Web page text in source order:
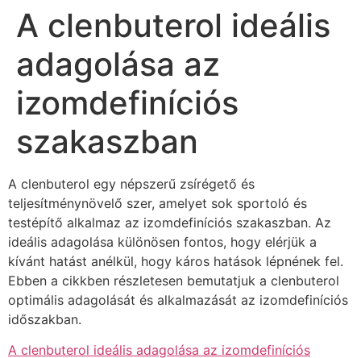
Skip
content
A clenbuterol ideális
adagolása az
izomdefiníciós
szakaszban
A clenbuterol egy népszerű zsírégető és
teljesítménynövelő szer, amelyet sok sportoló és
testépítő alkalmaz az izomdefiníciós szakaszban. Az
ideális adagolása különösen fontos, hogy elérjük a
kívánt hatást anélkül, hogy káros hatások lépnének fel.
Ebben a cikkben részletesen bemutatjuk a clenbuterol
optimális adagolását és alkalmazását az izomdefiníciós
időszakban.
A clenbuterol ideális adagolása az izomdefiníciós